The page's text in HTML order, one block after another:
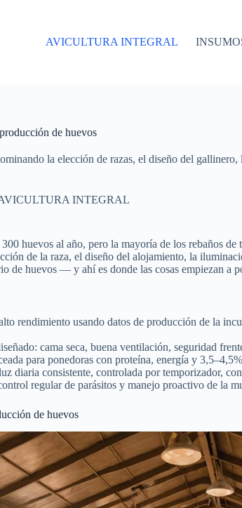
AVICULTURA INTEGRAL
de huevos
la elección de razas, el diseño del
INTEGRAL
huevos al año, pero la mayoría de los rebaños
de la raza, el diseño del alojamiento, la
de huevos — y ahí es donde las cosas empiezan a
rendimiento usando datos de producción de la
cama seca, buena ventilación, seguridad
para ponedoras con proteína, energía y
diaria consistente, controlada por temporizador,
regular de parásitos y manejo proactivo de la
de huevos